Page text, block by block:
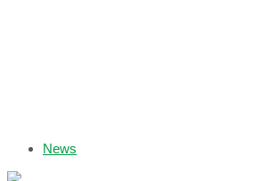
News